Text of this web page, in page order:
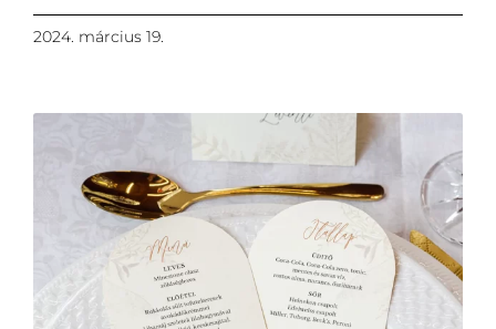
2024. március 19.